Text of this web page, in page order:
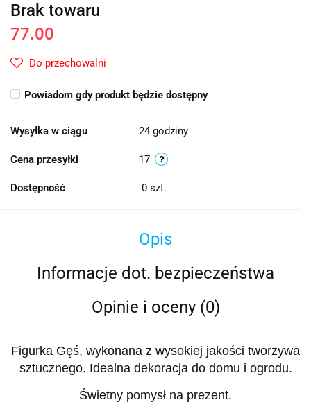
Brak towaru
77.00
Do przechowalni
Powiadom gdy produkt będzie dostępny
Wysyłka w ciągu 24 godziny
Cena przesyłki 17
Dostępność 0 szt.
Opis
Informacje dot. bezpieczeństwa
Opinie i oceny (0)
Figurka Gęś, wykonana z wysokiej jakości tworzywa
sztucznego. Idealna dekoracja do domu i ogrodu.
Świetny pomysł na prezent.